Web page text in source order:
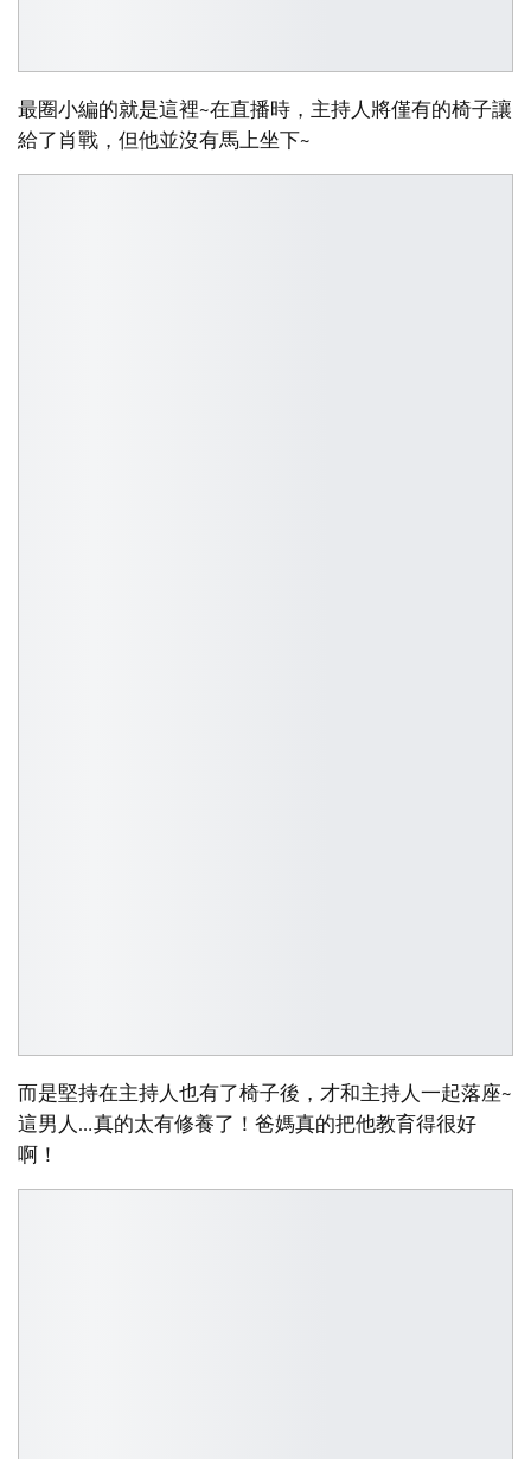
最圈小編的就是這裡~在直播時，主持人將僅有的椅子讓
給了肖戰，但他並沒有馬上坐下~
而是堅持在主持人也有了椅子後，才和主持人一起落座~
這男人…真的太有修養了！爸媽真的把他教育得很好
啊！